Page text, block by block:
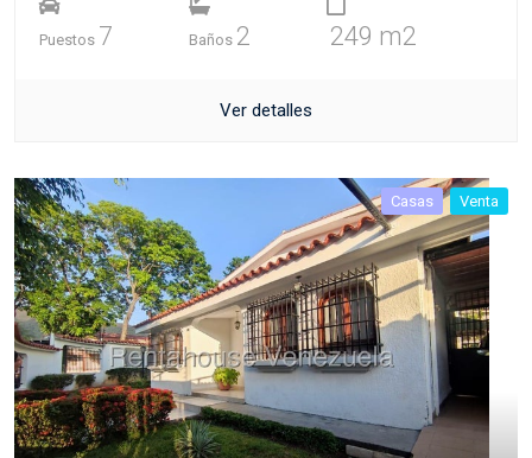
Puestos 7 Baños 2 249 m2
Ver detalles
Casas Venta